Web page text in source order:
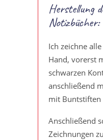
Herstellung
Notizbücher:
Ich zeichne
Hand, vorerst
schwarzen
anschließend
mit Buntstiften
Anschließend
Zeichnungen